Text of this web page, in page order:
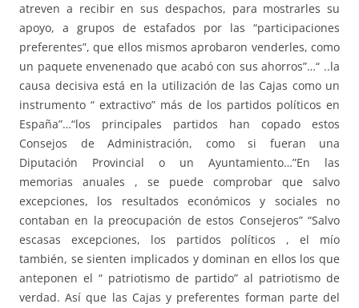
atreven a recibir en sus despachos, para mostrarles su
apoyo, a grupos de estafados por las “participaciones
preferentes”, que ellos mismos aprobaron venderles, como
un paquete envenenado que acabó con sus ahorros”…“ ..la
causa decisiva está en la utilización de las Cajas como un
instrumento “ extractivo” más de los partidos políticos en
España”…“los principales partidos han copado estos
Consejos de Administración, como si fueran una
Diputación Provincial o un Ayuntamiento…”En las
memorias anuales , se puede comprobar que salvo
excepciones, los resultados económicos y sociales no
contaban en la preocupación de estos Consejeros” “Salvo
escasas excepciones, los partidos políticos , el mío
también, se sienten implicados y dominan en ellos los que
anteponen el “ patriotismo de partido” al patriotismo de
verdad. Así que las Cajas y preferentes forman parte del